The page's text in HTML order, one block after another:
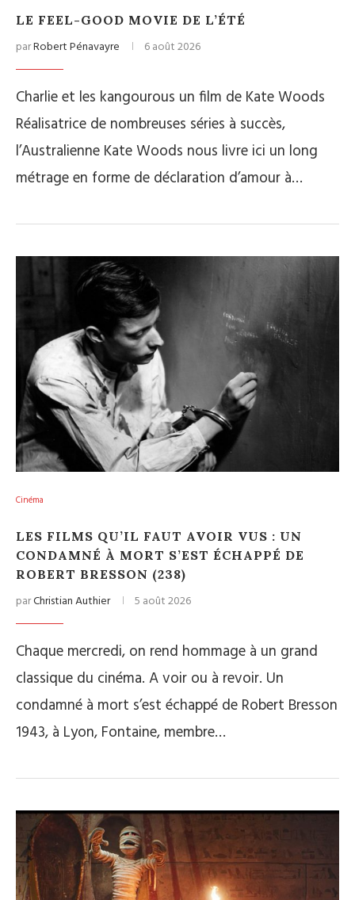
LE FEEL-GOOD MOVIE DE L’ÉTÉ
parRobert Pénavayre 6 août 2026
Charlie et les kangourous un film de Kate Woods
Réalisatrice de nombreuses séries à succès,
l’Australienne Kate Woods nous livre ici un long
métrage en forme de déclaration d’amour à…
Cinéma
LES FILMS QU’IL FAUT AVOIR VUS : UN
CONDAMNÉ À MORT S’EST ÉCHAPPÉ DE
ROBERT BRESSON (238)
parChristian Authier 5 août 2026
Chaque mercredi, on rend hommage à un grand
classique du cinéma. A voir ou à revoir. Un
condamné à mort s’est échappé de Robert Bresson
1943, à Lyon, Fontaine, membre…